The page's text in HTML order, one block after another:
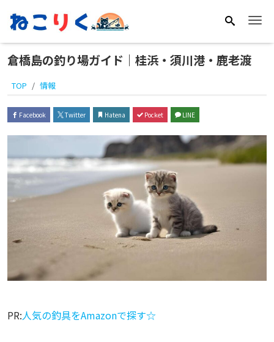
倉橋島の釣り場ガイド｜桂浜・須川港・鹿老渡
TOP 情報
Facebook Twitter Hatena Pocket LINE
PR:人気の釣具をAmazonで探す☆